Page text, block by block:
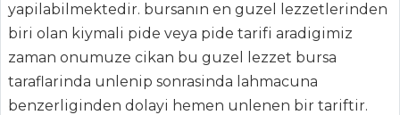
ANASAYFA
BLOG
yapilabilmektedir. bursanın en guzel lezzetlerinden
biri olan kiymali pide veya pide tarifi aradigimiz
zaman onumuze cikan bu guzel lezzet bursa
taraflarinda unlenip sonrasinda lahmacuna
benzerliginden dolayi hemen unlenen bir tariftir.